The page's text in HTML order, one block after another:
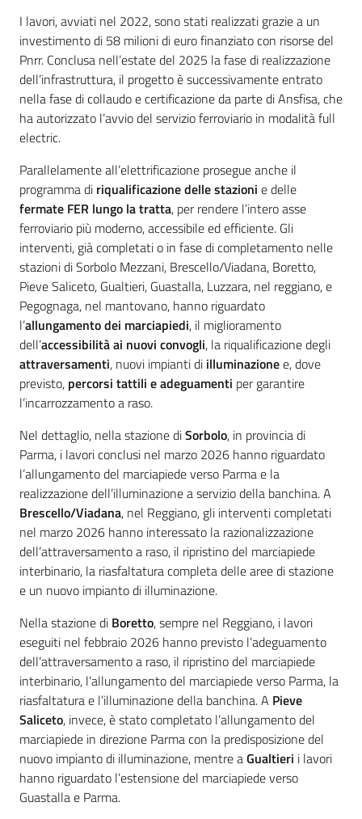
I lavori, avviati nel 2022, sono stati realizzati grazie a un
investimento di 58 milioni di euro finanziato con risorse del
Pnrr. Conclusa nell’estate del 2025 la fase di realizzazione
dell’infrastruttura, il progetto è successivamente entrato
nella fase di collaudo e certificazione da parte di Ansfisa, che
ha autorizzato l’avvio del servizio ferroviario in modalità full
electric.
Parallelamente all’elettrificazione prosegue anche il
programma di riqualificazione delle stazioni e delle
fermate FER lungo la tratta, per rendere l’intero asse
ferroviario più moderno, accessibile ed efficiente. Gli
interventi, già completati o in fase di completamento nelle
stazioni di Sorbolo Mezzani, Brescello/Viadana, Boretto,
Pieve Saliceto, Gualtieri, Guastalla, Luzzara, nel reggiano, e
Pegognaga, nel mantovano, hanno riguardato
l’allungamento dei marciapiedi, il miglioramento
dell’accessibilità ai nuovi convogli, la riqualificazione degli
attraversamenti, nuovi impianti di illuminazionee, dove
previsto, percorsi tattili e adeguamenti per garantire
l’incarrozzamento a raso.
Nel dettaglio, nella stazione diSorbolo, in provincia di
Parma, i lavori conclusi nel marzo 2026 hanno riguardato
l’allungamento del marciapiede verso Parma e la
realizzazione dell’illuminazione a servizio della banchina. A
Brescello/Viadana, nel Reggiano, gli interventi completati
nel marzo 2026 hanno interessato la razionalizzazione
dell’attraversamento a raso, il ripristino del marciapiede
interbinario, la riasfaltatura completa delle aree di stazione
e un nuovo impianto di illuminazione.
Nella stazione di Boretto, sempre nel Reggiano, i lavori
eseguiti nel febbraio 2026 hanno previsto l’adeguamento
dell’attraversamento a raso, il ripristino del marciapiede
interbinario, l’allungamento del marciapiede verso Parma, la
riasfaltatura e l’illuminazione della banchina. A Pieve
Saliceto, invece, è stato completato l’allungamento del
marciapiede in direzione Parma con la predisposizione del
nuovo impianto di illuminazione, mentre aGualtieri i lavori
hanno riguardato l’estensione del marciapiede verso
Guastalla e Parma.